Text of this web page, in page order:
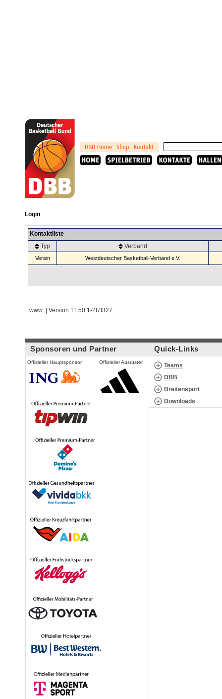
Login
Kontaktliste
Typ
Verband
Verein Westdeutscher Basketball-Verband e.V.
www | Version 11.50.1-2f7f327
Sponsoren und Partner
Offizieller Hauptsponsor Offizieller Ausrüster
Quick-Links
Teams
DBB
Breitensport
Downloads